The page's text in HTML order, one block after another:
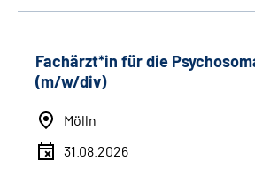
Fachärzt*in für die
(m/w/div)
Mölln
31.08.2026